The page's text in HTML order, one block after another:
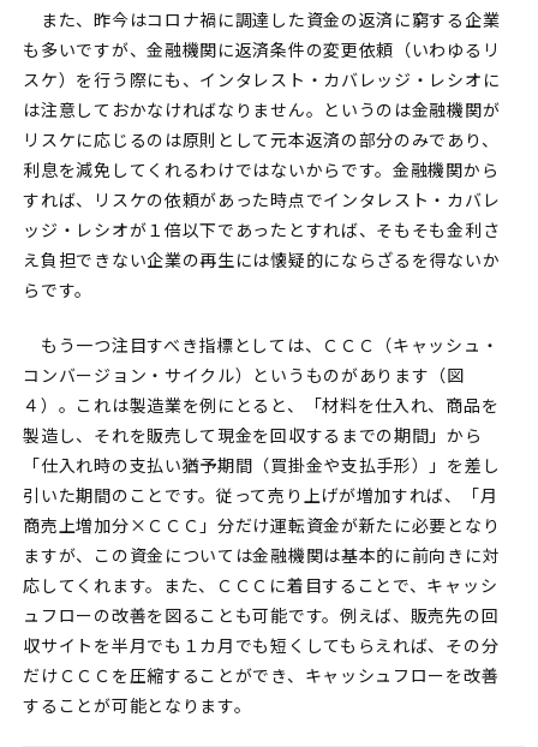
また、昨今はコロナ禍に調達した資金の返済に窮する企業
も多いですが、金融機関に返済条件の変更依頼（いわゆるリ
スケ）を行う際にも、インタレスト・カバレッジ・レシオに
は注意しておかなければなりません。というのは金融機関が
リスケに応じるのは原則として元本返済の部分のみであり、
利息を減免してくれるわけではないからです。金融機関から
すれば、リスケの依頼があった時点でインタレスト・カバレ
ッジ・レシオが１倍以下であったとすれば、そもそも金利さ
え負担できない企業の再生には懐疑的にならざるを得ないか
らです。
もう一つ注目すべき指標としては、ＣＣＣ（キャッシュ・
コンバージョン・サイクル）というものがあります（図
４）。これは製造業を例にとると、「材料を仕入れ、商品を
製造し、それを販売して現金を回収するまでの期間」から
「仕入れ時の支払い猶予期間（買掛金や支払手形）」を差し
引いた期間のことです。従って売り上げが増加すれば、「月
商売上増加分×ＣＣＣ」分だけ運転資金が新たに必要となり
ますが、この資金については金融機関は基本的に前向きに対
応してくれます。また、ＣＣＣに着目することで、キャッシ
ュフローの改善を図ることも可能です。例えば、販売先の回
収サイトを半月でも１カ月でも短くしてもらえれば、その分
だけＣＣＣを圧縮することができ、キャッシュフローを改善
することが可能となります。